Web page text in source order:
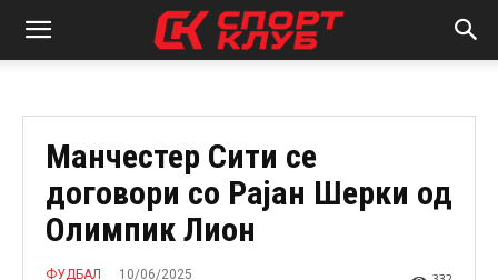
Манчестер Сити се
договори со Рајан Шерки од
Олимпик Лион
ФУДБАЛ 10/06/2025